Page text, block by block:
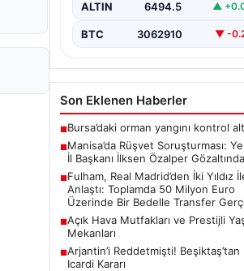
gözaltına…
ALTIN 6494.5 ▲
BTC 3062910 ▼ -
Son Eklenen Haberler
■Bursa’daki orman yangını kontrol
■Manisa’da Rüşvet Soruşturması:
İl Başkanı İlksen Özalper Gözaltında
■Fulham, Real Madrid’den İki Yıldız
Anlaştı: Toplamda 50 Milyon Euro
Üzerinde Bir Bedelle Transfer
■Açık Hava Mutfakları ve Prestijli
Mekanları
■Arjantin’i Reddetmişti! Beşiktaş’tan
Icardi Kararı